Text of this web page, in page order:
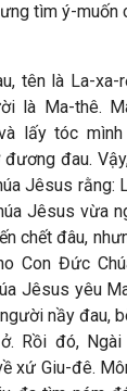
tìm ý-muốn
tên là La-xa-
là Ma-thê.
lấy tóc
đau.
Jêsus rằng:
Jêsus vừa
chết đâu,
Con Đức
Jêsus yêu
nầy đau,
Rồi đó, Ngài
xứ Giu-đê.